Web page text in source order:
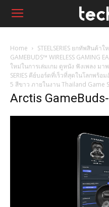
Home
STEELSERIES ยกทัพสินค้า
GAMEBUDS™ WIRELESS GAMING
ใหม่ในการเล่มเกม ดูหนัง ฟังเพลง มาพ
SERIES คีย์บอร์ดที่เร็วที่สุดในโลกพร้
5 สีขาว ภายในงาน Thailand Game
Arctis